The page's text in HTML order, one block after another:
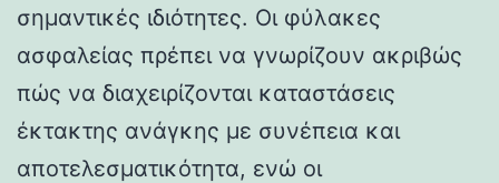
σημαντικές ιδιότητες. Οι φύλακες
ασφαλείας πρέπει να γνωρίζουν ακριβώς
πώς να διαχειρίζονται καταστάσεις
έκτακτης ανάγκης με συνέπεια και
αποτελεσματικότητα, ενώ οι